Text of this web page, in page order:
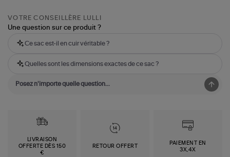
VOTRE CONSEILLÈRE LULLI
Une question sur ce produit ?
Ce sac est-il en cuir véritable ?
Quelles sont les dimensions exactes de ce sac ?
LIVRAISON
OFFERTE DÈS 150
€
RETOUR OFFERT
PAIEMENT EN
3X,4X